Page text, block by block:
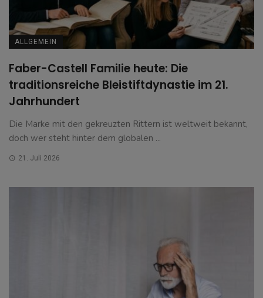
ALLGEMEIN
Faber-Castell Familie heute: Die
traditionsreiche Bleistiftdynastie im 21.
Jahrhundert
Die Marke mit den gekreuzten Rittern ist weltweit bekannt,
doch wer steht hinter dem globalen ...
21. Juli 2026